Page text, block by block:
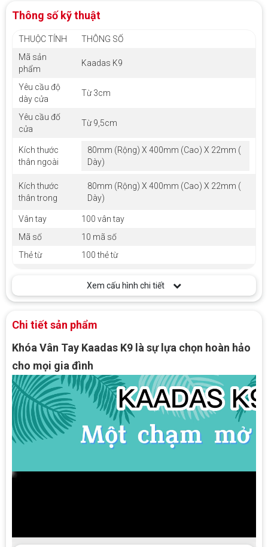
Thông số kỹ thuật
THUỘC TÍNH
THÔNG SỐ
Mã sản
phẩm
Kaadas K9
Yêu cầu độ
dày cửa
Từ 3cm
Yêu cầu đố
cửa
Từ 9,5cm
Kích thước
thân ngoài
80mm (Rộng) X 400mm (Cao) X 22mm (
Dày)
Kích thước
thân trong
80mm (Rộng) X 400mm (Cao) X 22mm (
Dày)
Vân tay
100 vân tay
Mã số
10 mã số
Thẻ từ
100 thẻ từ
Có sẵn / Mở rộng
khiển)
Sản xuất tại
Trung Quốc
Xem cấu hình chi tiết
Chi tiết sản phẩm
Khóa Vân Tay Kaadas K9 là sự lựa chọn hoàn hảo
cho mọi gia đình